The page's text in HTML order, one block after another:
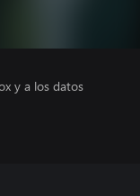
y a los datos